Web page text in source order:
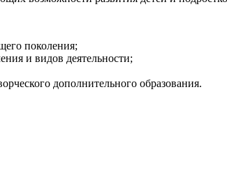
поколения;
и видов деятельности;
дополнительного образования.